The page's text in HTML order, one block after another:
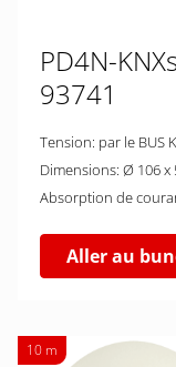
PD4N-
93741
Tension: par le
Dimensions: Ø
Aller au
10 m